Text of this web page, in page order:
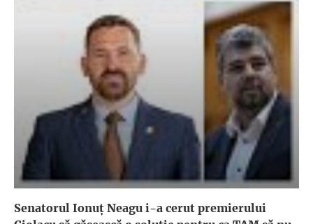
Senatorul Ionuț Neagu i-a cerut premierului